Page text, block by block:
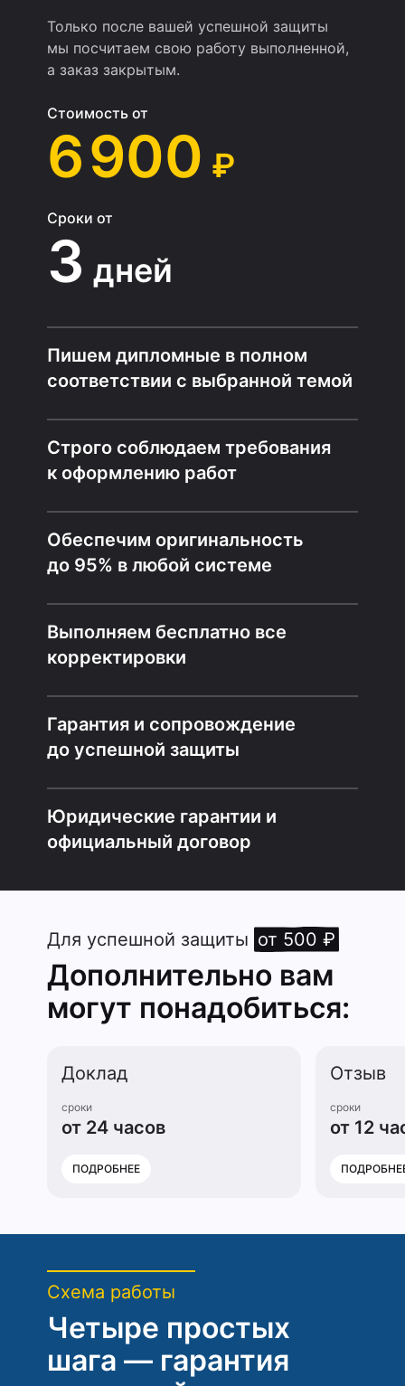
Только после вашей успешной защиты
мы посчитаем свою работу выполненной,
а заказ закрытым.
Стоимость от
6 900 ₽
Сроки от
3 дней
Пишем дипломные в полном
соответствии с выбранной темой
Строго соблюдаем требования
к оформлению работ
Обеспечим оригинальность
до 95% в любой системе
Выполняем бесплатно все
корректировки
Гарантия и сопровождение
до успешной защиты
Юридические гарантии и
официальный договор
Для успешной защиты от 500 ₽
Дополнительно вам
могут понадобиться:
Доклад
сроки
от 24 часов
ПОДРОБНЕЕ
Отзыв
сроки
от 12
Схема работы
Четыре простых
шага — гарантия